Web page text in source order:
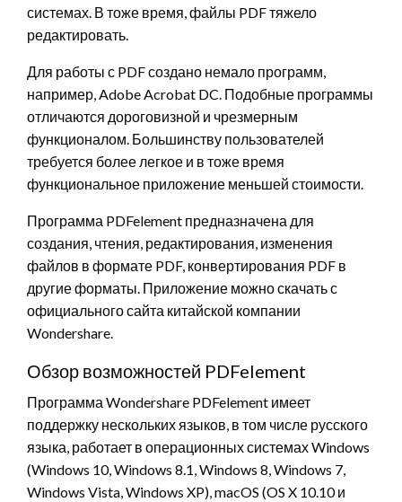
системах. В тоже время, файлы PDF тяжело
редактировать.
Для работы с PDF создано немало программ,
например, Adobe Acrobat DC. Подобные программы
отличаются дороговизной и чрезмерным
функционалом. Большинству пользователей
требуется более легкое и в тоже время
функциональное приложение меньшей стоимости.
Программа PDFelement предназначена для
создания, чтения, редактирования, изменения
файлов в формате PDF, конвертирования PDF в
другие форматы. Приложение можно скачать с
официального сайта китайской компании
Wondershare.
Обзор возможностей PDFelement
Программа Wondershare PDFelement имеет
поддержку нескольких языков, в том числе русского
языка, работает в операционных системах Windows
(Windows 10, Windows 8.1, Windows 8, Windows 7,
Windows Vista, Windows XP), macOS (OS X 10.10 и